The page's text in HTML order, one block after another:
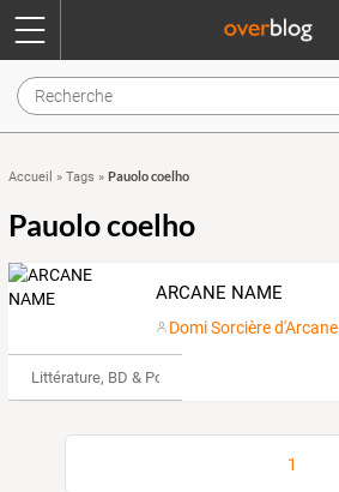
Accueil » Tags » Pauolo coelho
Pauolo coelho
ARCANE NAME
Domi Sorcière d'Arcane
Littérature, BD & Poésie
1